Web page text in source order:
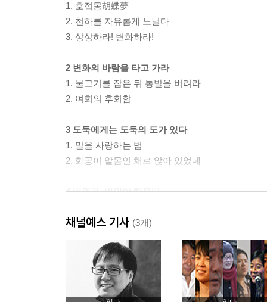
1. 호접몽胡蝶夢
2. 천하를 자유롭게 노닐다
3. 상상하라! 변화하라!
2 변화의 바람을 타고 가라
1. 물고기를 잡은 뒤 통발을 버려라
2. 여희의 후회함
3 도둑에게는 도둑의 도가 있다
1. 말을 사랑하는 법
2. 화공이 알몸인 채로 앉아 있었네
4 비워라, 비워야 채운다
2. 열자 이야기
3. 수레바퀴 자국에 괸 물 속에서
4. 장자의 죽음
5. 어부가 배를 골짜기에 감추다
5 본성을 거스르지 말고 살아라
채널예스 기사 (3개)